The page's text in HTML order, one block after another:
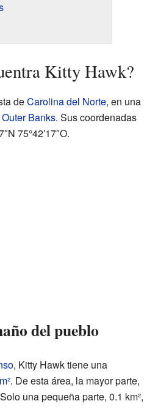
Kitty Hawk?
deCarolina del Norte, en una
Outer Banks. Sus coordenadas
75°42′17″O.
del pueblo
, Kitty Hawk tiene una
. De esta área, la mayor parte,
una pequeña parte, 0.1 km²,